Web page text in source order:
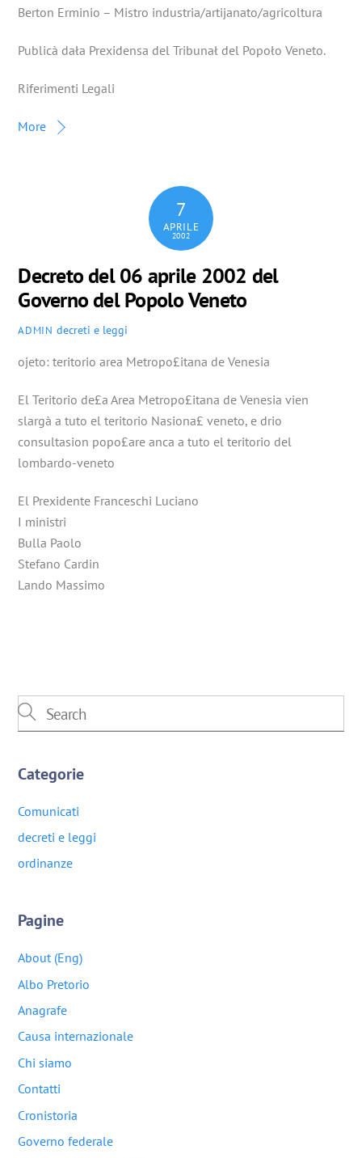
Berton Erminio – Mistro industria/artijanato/agricoltura
Publicà dała Prexidensa del Tribunał del Popoło Veneto.
Riferimenti Legali
More
7
APRILE
2002
Decreto del 06 aprile 2002 del
Governo del Popolo Veneto
ADMIN decreti e leggi
ojeto: teritorio area Metropo£itana de Venesia
El Teritorio de£a Area Metropo£itana de Venesia vien
slargà a tuto el teritorio Nasiona£ veneto, e drio
consultasion popo£are anca a tuto el teritorio del
lombardo-veneto
El Prexidente Franceschi Luciano
I ministri
Bulla Paolo
Stefano Cardin
Lando Massimo
Categorie
Comunicati
decreti e leggi
ordinanze
Pagine
About (Eng)
Albo Pretorio
Anagrafe
Causa internazionale
Chi siamo
Contatti
Cronistoria
Governo federale